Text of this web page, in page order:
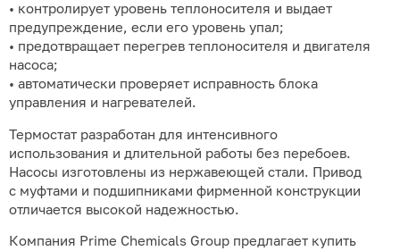
• контролирует уровень теплоносителя и выдает
предупреждение, если его уровень упал;
• предотвращает перегрев теплоносителя и двигателя
насоса;
• автоматически проверяет исправность блока
управления и нагревателей.
Термостат разработан для интенсивного
использования и длительной работы без перебоев.
Насосы изготовлены из нержавеющей стали. Привод
с муфтами и подшипниками фирменной конструкции
отличается высокой надежностью.
Компания Prime Chemicals Group предлагает купить